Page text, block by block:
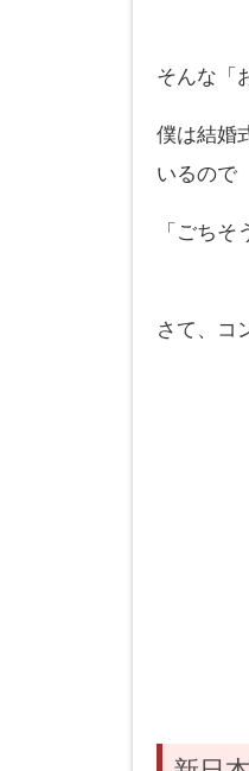
そんな「
僕は結婚
いるので
「ごち
さて、コ